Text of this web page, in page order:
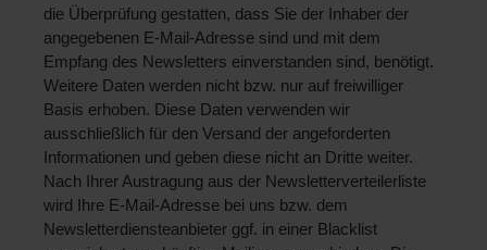
die Überprüfung gestatten, dass Sie der Inhaber der
angegebenen E-Mail-Adresse sind und mit dem
Empfang des Newsletters einverstanden sind, benötigt.
Weitere Daten werden nicht bzw. nur auf freiwilliger
Basis erhoben. Diese Daten verwenden wir
ausschließlich für den Versand der angeforderten
Informationen und geben diese nicht an Dritte weiter.
Nach Ihrer Austragung aus der Newsletterverteilerliste
wird Ihre E-Mail-Adresse bei uns bzw. dem
Newsletterdiensteanbieter ggf. in einer Blacklist